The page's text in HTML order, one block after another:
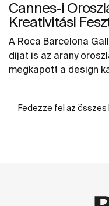
Cannes-i
Kreativitási
A Roca Barcelona
díjat is az arany
megkapott a design
Fedezze fel az összes